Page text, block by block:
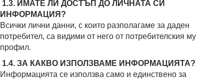
1.3. ИМАТЕ ЛИ ДОСТЪП ДО ЛИЧНАТА СИ
ИНФОРМАЦИЯ?
Всички лични данни, с които разполагаме за даден
потребител, са видими от него от потребителския му
профил.
1.4. ЗА КАКВО ИЗПОЛЗВАМЕ ИНФОРМАЦИЯТА?
Информацията се използва само и единствено за